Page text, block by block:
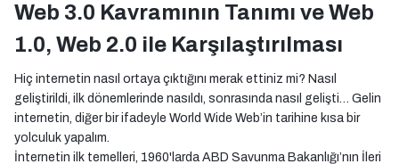
Web 3.0 Kavramının Tanımı ve Web
1.0, Web 2.0 ile Karşılaştırılması
Hiç internetin nasıl ortaya çıktığını merak ettiniz mi? Nasıl
geliştirildi, ilk dönemlerinde nasıldı, sonrasında nasıl gelişti… Gelin
internetin, diğer bir ifadeyle World Wide Web’in tarihine kısa bir
yolculuk yapalım.
İnternetin ilk temelleri, 1960'larda ABD Savunma Bakanlığı’nın İleri